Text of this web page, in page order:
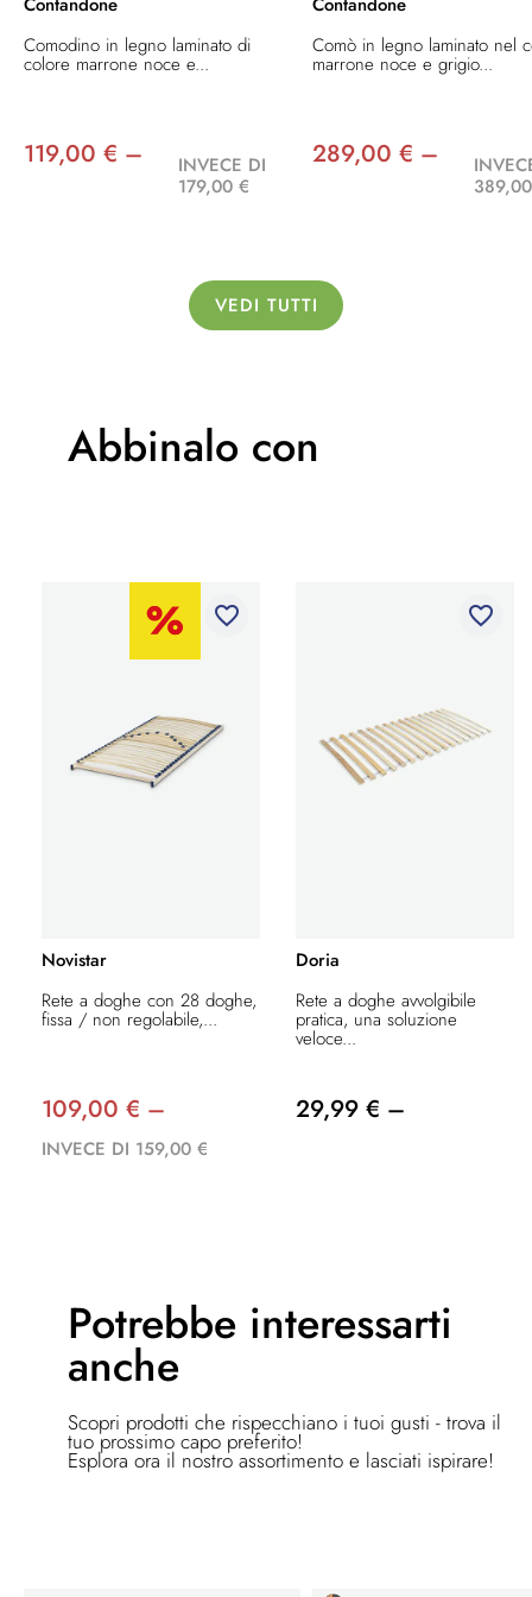
Comodino in legno laminato di
colore marrone noce e...
119,00 € –
INVECE DI
179,00 €
Comò in legno laminato nel
marrone noce e grigio...
289,00 € –
VEDI TUTTI
Abbinalo con
favorite_border
Novistar
Rete a doghe con 28 doghe,
fissa / non regolabile,...
109,00 € –
INVECE DI 159,00 €
favorite_border
Doria
Rete a doghe avvolgibile
pratica, una soluzione
veloce...
29,99 € –
Potrebbe interessarti
anche
Scopri prodotti che rispecchiano i tuoi gusti - trova il
tuo prossimo capo preferito!
Esplora ora il nostro assortimento e lasciati ispirare!